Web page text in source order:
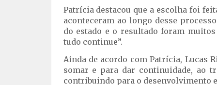
Patrícia destacou que a escolha foi
aconteceram ao longo desse
do estado e o resultado foram
tudo continue”.
Ainda de acordo com Patrícia, Lucas
somar e para dar continuidade, ao
contribuindo para o desenvolvimento